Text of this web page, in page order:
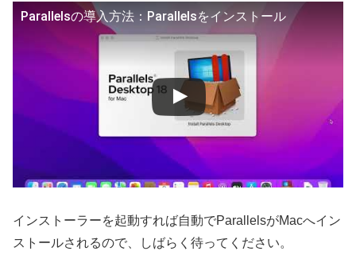
Parallelsの導入方法：Parallelsをインストール
インストーラーを起動すれば自動でParallelsがMacへイン
ストールされるので、しばらく待ってください。